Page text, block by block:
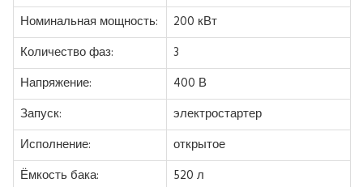
Номинальная мощность:
200 кВт
Количество фаз:
3
Напряжение:
400 В
Запуск:
электростартер
Исполнение:
открытое
Ёмкость бака:
520 л